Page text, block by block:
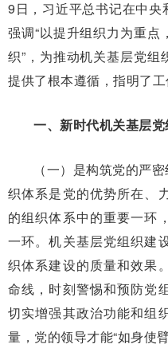
9日，习近平总书记在中
强调“以提升组织力为重点
织”，为推动机关基层党
提供了根本遵循，指明了工
一、新时代机关基层
（一）是构筑党的严
织体系是党的优势所在、
的组织体系中的重要一环
一环。机关基层党组织建
织体系建设的质量和效果
命线，时刻警惕和预防党
切实增强其政治功能和组
量，党的领导才能“如身使